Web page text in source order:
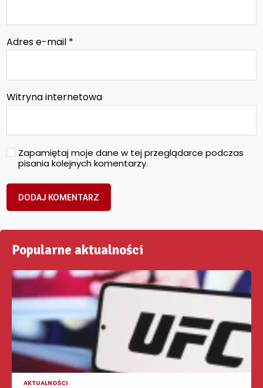
Adres e-mail *
Witryna internetowa
Zapamiętaj moje dane w tej przeglądarce podczas
pisania kolejnych komentarzy.
Popularne aktualności
AKTUALNOŚCI